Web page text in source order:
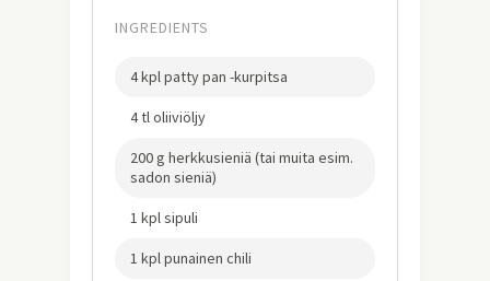
INGREDIENTS
4 kpl patty pan -kurpitsa
4 tl oliiviöljy
200 g herkkusieniä (tai muita esim.
sadon sieniä)
1 kpl sipuli
1 kpl punainen chili